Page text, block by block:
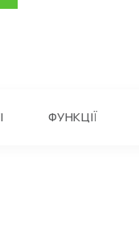
ФУНКЦІЇ